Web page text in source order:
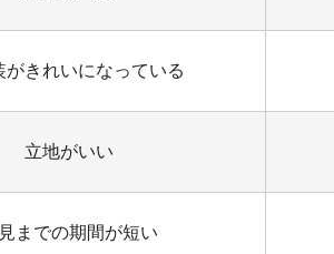
がきれいになっている
立地がいい
までの期間が短い